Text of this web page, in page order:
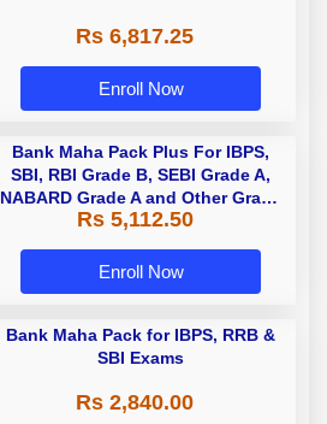
Rs 6,817.25
Enroll Now
Bank Maha Pack Plus For IBPS,
SBI, RBI Grade B, SEBI Grade A,
NABARD Grade A and Other Grade
A & Grade B Bank Exams
Rs 5,112.50
Enroll Now
Bank Maha Pack for IBPS, RRB &
SBI Exams
Rs 2,840.00